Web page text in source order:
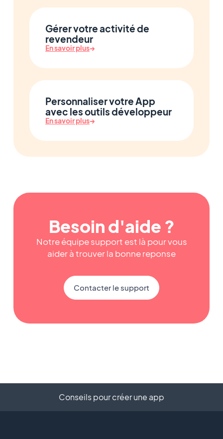
Gérer votre activité de
revendeur
En savoir plus→
Personnaliser votre App
avec les outils développeur
En savoir plus→
Besoin d'aide ?
Notre équipe support est là pour vous
aider à trouver la bonne reponse
Contacter le support
Conseils pour créer une app